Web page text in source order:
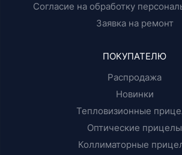
Согласие на обработку
Заявка на ремонт
ПОКУПАТЕЛЮ
Распродажа
Новинки
Тепловизионные
Оптические прицелы
Коллиматорные